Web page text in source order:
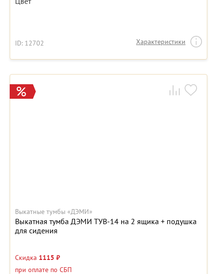
ID: 12702 Характеристики
Выкатные тумбы «ДЭМИ»
Выкатная тумба ДЭМИ ТУВ-14 на 2 ящика + подушка
для сидения
Скидка 1115 ₽
при оплате по СБП